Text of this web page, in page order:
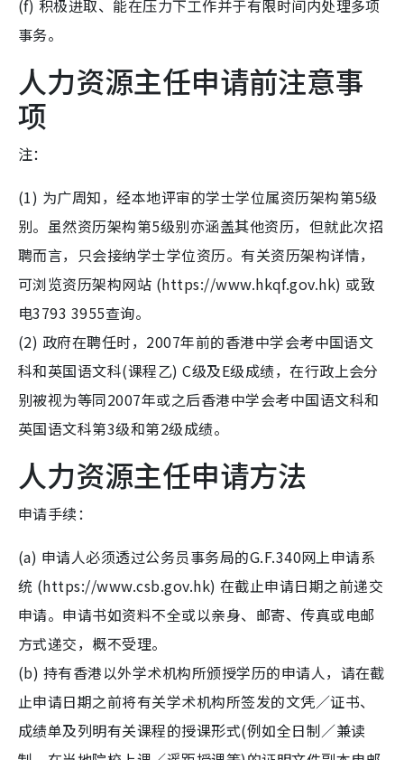
(f) 积极进取、能在压力下工作并于有限时间内处理多项
事务。
人力资源主任申请前注意事
项
注：
(1) 为广周知，经本地评审的学士学位属资历架构第5级
别。虽然资历架构第5级别亦涵盖其他资历，但就此次招
聘而言，只会接纳学士学位资历。有关资历架构详情，
可浏览资历架构网站 (https://www.hkqf.gov.hk) 或致
电3793 3955查询。
(2) 政府在聘任时，2007年前的香港中学会考中国语文
科和英国语文科(课程乙) C级及E级成绩，在行政上会分
别被视为等同2007年或之后香港中学会考中国语文科和
英国语文科第3级和第2级成绩。
人力资源主任申请方法
申请手续：
(a) 申请人必须透过公务员事务局的G.F.340网上申请系
统 (https://www.csb.gov.hk) 在截止申请日期之前递交
申请。申请书如资料不全或以亲身、邮寄、传真或电邮
方式递交，概不受理。
(b) 持有香港以外学术机构所颁授学历的申请人，请在截
止申请日期之前将有关学术机构所签发的文凭／证书、
成绩单及列明有关课程的授课形式(例如全日制／兼读